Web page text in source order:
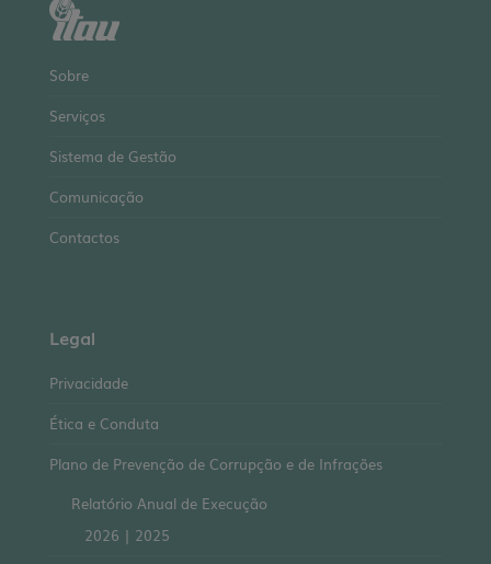
Sobre
Serviços
Sistema de Gestão
Comunicação
Contactos
Legal
Privacidade
Ética e Conduta
Plano de Prevenção de Corrupção e de Infrações
Relatório Anual de Execução
2026 | 2025